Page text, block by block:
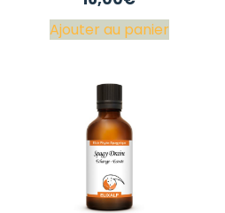
Ajouter au panier